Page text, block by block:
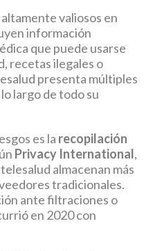
altamente valiosos en
información
que puede usarse
recetas ilegales o
presenta múltiples
lo largo de todo su
es la recopilación
Privacy International,
almacenan más
tradicionales.
ante filtraciones o
en 2020 con